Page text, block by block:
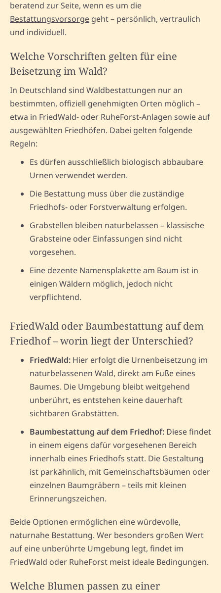
beratend zur Seite, wenn es um die
Bestattungsvorsorge geht – persönlich, vertraulich
und individuell.
Welche Vorschriften gelten für eine
Beisetzung im Wald?
In Deutschland sind Waldbestattungen nur an
bestimmten, offiziell genehmigten Orten möglich –
etwa in FriedWald- oder RuheForst-Anlagen sowie auf
ausgewählten Friedhöfen. Dabei gelten folgende
Regeln:
Es dürfen ausschließlich biologisch abbaubare
Urnen verwendet werden.
Die Bestattung muss über die zuständige
Friedhofs- oder Forstverwaltung erfolgen.
Grabstellen bleiben naturbelassen – klassische
Grabsteine oder Einfassungen sind nicht
vorgesehen.
Eine dezente Namensplakette am Baum ist in
einigen Wäldern möglich, jedoch nicht
verpflichtend.
FriedWald oder Baumbestattung auf dem
Friedhof – worin liegt der Unterschied?
FriedWald: Hier erfolgt die Urnenbeisetzung im
naturbelassenen Wald, direkt am Fuße eines
Baumes. Die Umgebung bleibt weitgehend
unberührt, es entstehen keine dauerhaft
sichtbaren Grabstätten.
Baumbestattung auf dem Friedhof: Diese findet
in einem eigens dafür vorgesehenen Bereich
innerhalb eines Friedhofs statt. Die Gestaltung
ist parkähnlich, mit Gemeinschaftsbäumen oder
einzelnen Baumgräbern – teils mit kleinen
Erinnerungszeichen.
Beide Optionen ermöglichen eine würdevolle,
naturnahe Bestattung. Wer besonders großen Wert
auf eine unberührte Umgebung legt, findet im
FriedWald oder RuheForst meist ideale Bedingungen.
Welche Blumen passen zu einer